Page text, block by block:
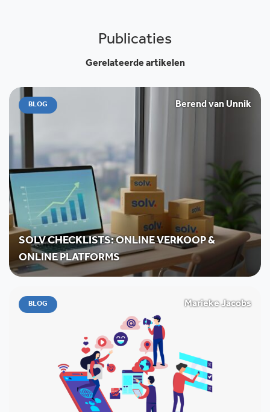
Publicaties
Gerelateerde artikelen
BLOG Berend van Unnik
SOLV CHECKLISTS: ONLINE VERKOOP &
ONLINE PLATFORMS
BLOG Marieke Jacobs